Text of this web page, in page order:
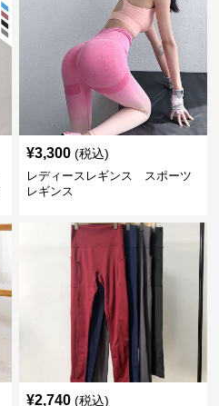
¥3,300 (税込)
レディースレギンス スポーツ
レギンス
¥2,740 (税込)